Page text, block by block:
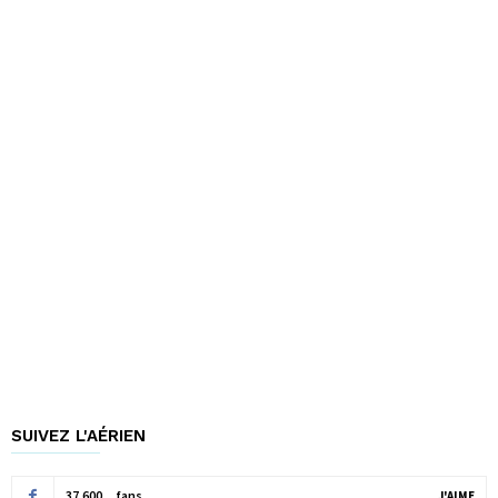
SUIVEZ L'AÉRIEN